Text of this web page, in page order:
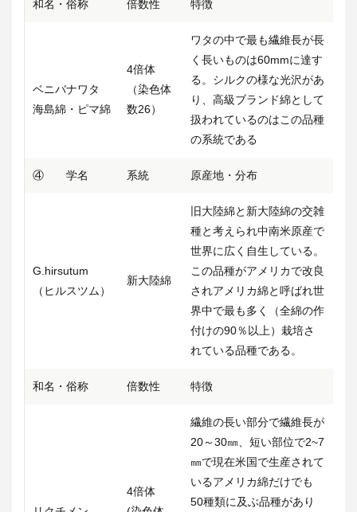
和名・俗称 倍数性 特徴
ベニバナワタ
海島綿・ピマ綿
4倍体
（染色体
数26）
ワタの中で最も繊維長が長
く長いものは60mmに達す
る。シルクの様な光沢があ
り、高級ブランド綿として
扱われているのはこの品種
の系統である
④ 学名 系統 原産地・分布
G.hirsutum
（ヒルスツム）
新大陸綿
旧大陸綿と新大陸綿の交雑
種と考えられ中南米原産で
世界に広く自生している。
この品種がアメリカで改良
されアメリカ綿と呼ばれ世
界中で最も多く（全綿の作
付けの90％以上）栽培さ
れている品種である。
和名・俗称 倍数性 特徴
4倍体
繊維の長い部分で繊維長が
20～30㎜、短い部位で2~7
㎜で現在米国で生産されて
いるアメリカ綿だけでも
50種類に及ぶ品種があり